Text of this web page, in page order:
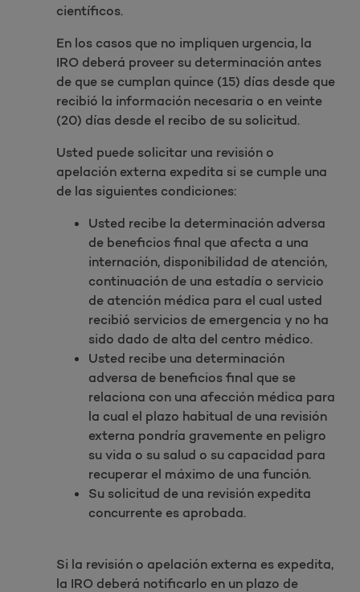
científicos.
En los casos que no impliquen urgencia, la
IRO deberá proveer su determinación antes
de que se cumplan quince (15) días desde que
recibió la información necesaria o en veinte
(20) días desde el recibo de su solicitud.
Usted puede solicitar una revisión o
apelación externa expedita si se cumple una
de las siguientes condiciones:
Usted recibe la determinación adversa
de beneficios final que afecta a una
internación, disponibilidad de atención,
continuación de una estadía o servicio
de atención médica para el cual usted
recibió servicios de emergencia y no ha
sido dado de alta del centro médico.
Usted recibe una determinación
adversa de beneficios final que se
relaciona con una afección médica para
la cual el plazo habitual de una revisión
externa pondría gravemente en peligro
su vida o su salud o su capacidad para
recuperar el máximo de una función.
Su solicitud de una revisión expedita
concurrente es aprobada.
Si la revisión o apelación externa es expedita,
la IRO deberá notificarlo en un plazo de